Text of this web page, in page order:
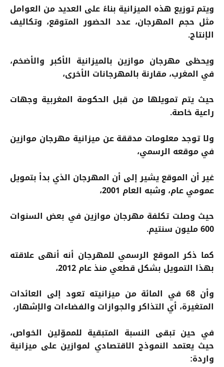
ويتم توزيع هذه الميزانية بناءً على العديد من العوامل
مثل حجم المهرجان، عدد الحضور المتوقع، وتكاليف
الإنتاج.
ويحظى مهرجان موازين بالميزانية الأكبر والأضخم،
في المغرب، مقارنة بالمهرجانات الأخرى،
حيث يتم تمويلها من قبل الحكومة المغربية وجهات
راعية خاصة.
ولا توجد معلومات مدققة عن ميزانية مهرجان موازين
في موقعه الرسمي،
غير أن الموقع يشير إلى أن المهرجان الذي بدأ بتمويل
عمومي عام، وشبه العام 2001،
حيث وصلت تكلفة مهرجان موازين في بعض السنوات
600 مليون سنتيم.
كما ذكر الموقع الرسمي للمهرجان أنه أنهى علاقته
بهذا التمويل بشكل قطعي منذ عام 2012،
وأن 68 في المائة من ميزانيته تعود إلى العائدات
المتغيرة، أي التذاكر والجوازات والفضاءات والإشهار،
في حين تبقى النسبة المتبقية للمموّلين الخواص،
حيث يعتمد النموذج الاقتصادي لموازين على ميزانية
واردة: